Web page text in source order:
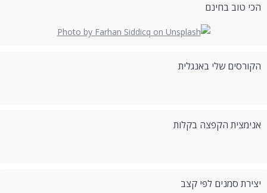
הכי טוב בחינם
הקורסים שלי באנגלית
אנימצית הקפצה בקלות
יצירת סמנים לפי קצב